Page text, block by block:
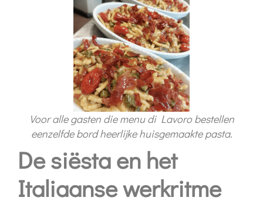
Voor alle gasten die menu di Lavoro bestellen
eenzelfde bord heerlijke huisgemaakte pasta.
De siësta en het
Italiaanse werkritme